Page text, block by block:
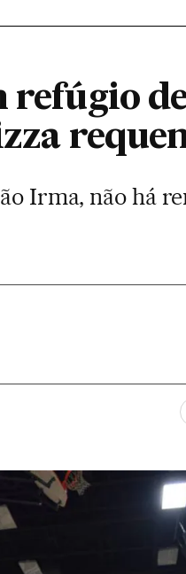
refúgio
Irma, não há